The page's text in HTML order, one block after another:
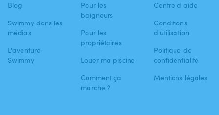
Blog
Swimmy dans les
médias
L'aventure
Swimmy
Pour les
baigneurs
Pour les
propriétaires
Louer ma piscine
Comment ça
marche ?
Centre d'aide
Conditions
d'utilisation
Politique de
confidentialité
Mentions légales